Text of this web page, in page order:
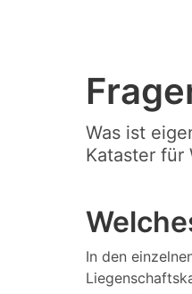
Was ist
Kataster für
In den